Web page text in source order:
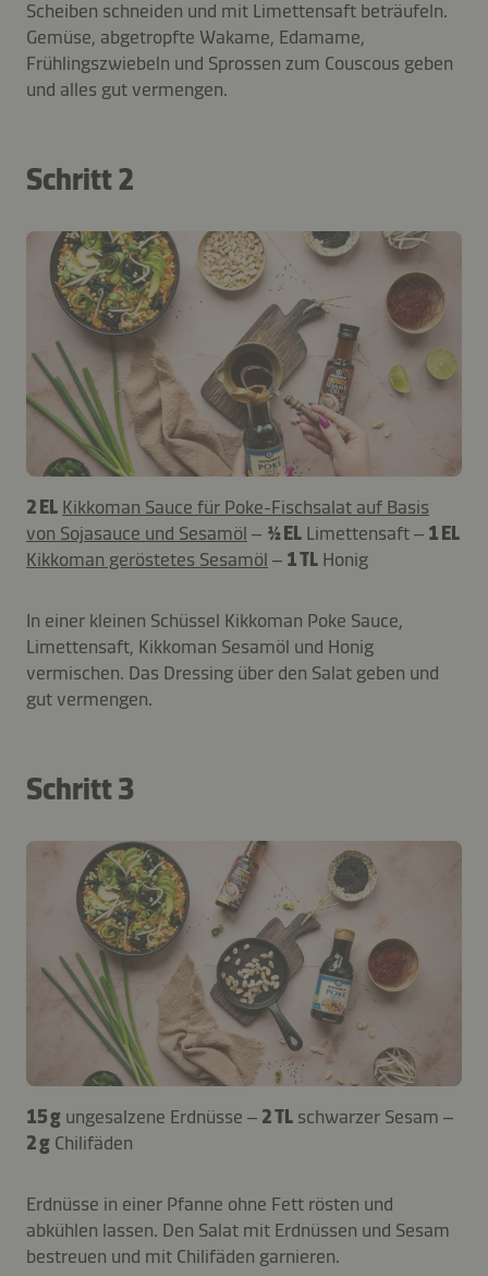
Scheiben schneiden und mit Limettensaft beträufeln.
Gemüse, abgetropfte Wakame, Edamame,
Frühlingszwiebeln und Sprossen zum Couscous geben
und alles gut vermengen.
Schritt 2
2 EL Kikkoman Sauce für Poke-Fischsalat auf Basis
von Sojasauce und Sesamöl – ½ EL Limettensaft – 1 EL
Kikkoman geröstetes Sesamöl – 1 TL Honig
In einer kleinen Schüssel Kikkoman Poke Sauce,
Limettensaft, Kikkoman Sesamöl und Honig
vermischen. Das Dressing über den Salat geben und
gut vermengen.
Schritt 3
15 g ungesalzene Erdnüsse – 2 TL schwarzer Sesam –
2 g Chilifäden
Erdnüsse in einer Pfanne ohne Fett rösten und
abkühlen lassen. Den Salat mit Erdnüssen und Sesam
bestreuen und mit Chilifäden garnieren.